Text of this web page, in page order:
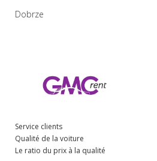
Dobrze
Service clients
Qualité de la voiture
Le ratio du prix à la qualité